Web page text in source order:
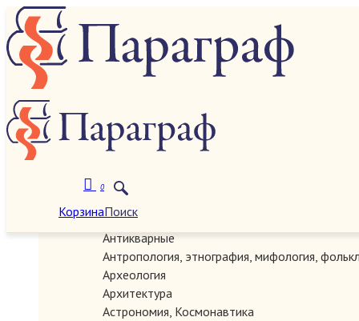
Поиск
0
Корзина
О нас
Категории
Автографы, документы, рукописи
Антикварные
Антропология, этнография, мифология,
Археология
Архитектура
Астрономия, Космонавтика